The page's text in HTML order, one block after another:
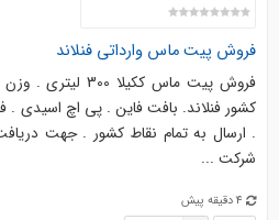
فروش پیت ماس وارداتی فنلاند
کشور فنلاند. بافت فاین . پی اچ
. ارسال به تمام نقاط کشور . جهت
شرکت ...
4 دقیقه پیش